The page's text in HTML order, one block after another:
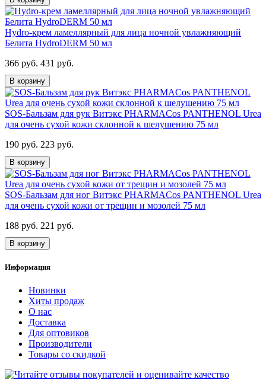
Hydro-крем ламеллярный для лица ночной увлажняющий
Белита HydroDERM 50 мл
366 руб. 431 руб.
В корзину
SOS-Бальзам для рук Витэкс PHARMACos PANTHENOL Urea
для очень сухой кожи склонной к шелушению 75 мл
190 руб. 223 руб.
В корзину
SOS-Бальзам для ног Витэкс PHARMACos PANTHENOL Urea
для очень сухой кожи от трещин и мозолей 75 мл
188 руб. 221 руб.
В корзину
Информация
Новинки
Хиты продаж
О нас
Доставка
Для оптовиков
Производители
Товары со скидкой